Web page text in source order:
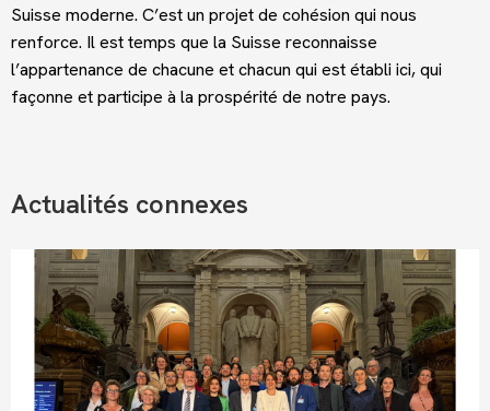
Suisse moderne. C’est un projet de cohésion qui nous
renforce. Il est temps que la Suisse reconnaisse
l’appartenance de chacune et chacun qui est établi ici, qui
façonne et participe à la prospérité de notre pays.
Actualités connexes